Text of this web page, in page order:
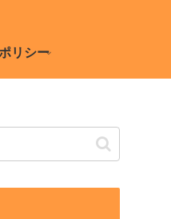
リシー